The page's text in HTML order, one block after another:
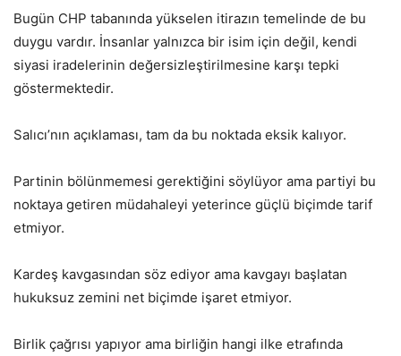
Bugün CHP tabanında yükselen itirazın temelinde de bu
duygu vardır. İnsanlar yalnızca bir isim için değil, kendi
siyasi iradelerinin değersizleştirilmesine karşı tepki
göstermektedir.
Salıcı’nın açıklaması, tam da bu noktada eksik kalıyor.
Partinin bölünmemesi gerektiğini söylüyor ama partiyi bu
noktaya getiren müdahaleyi yeterince güçlü biçimde tarif
etmiyor.
Kardeş kavgasından söz ediyor ama kavgayı başlatan
hukuksuz zemini net biçimde işaret etmiyor.
Birlik çağrısı yapıyor ama birliğin hangi ilke etrafında